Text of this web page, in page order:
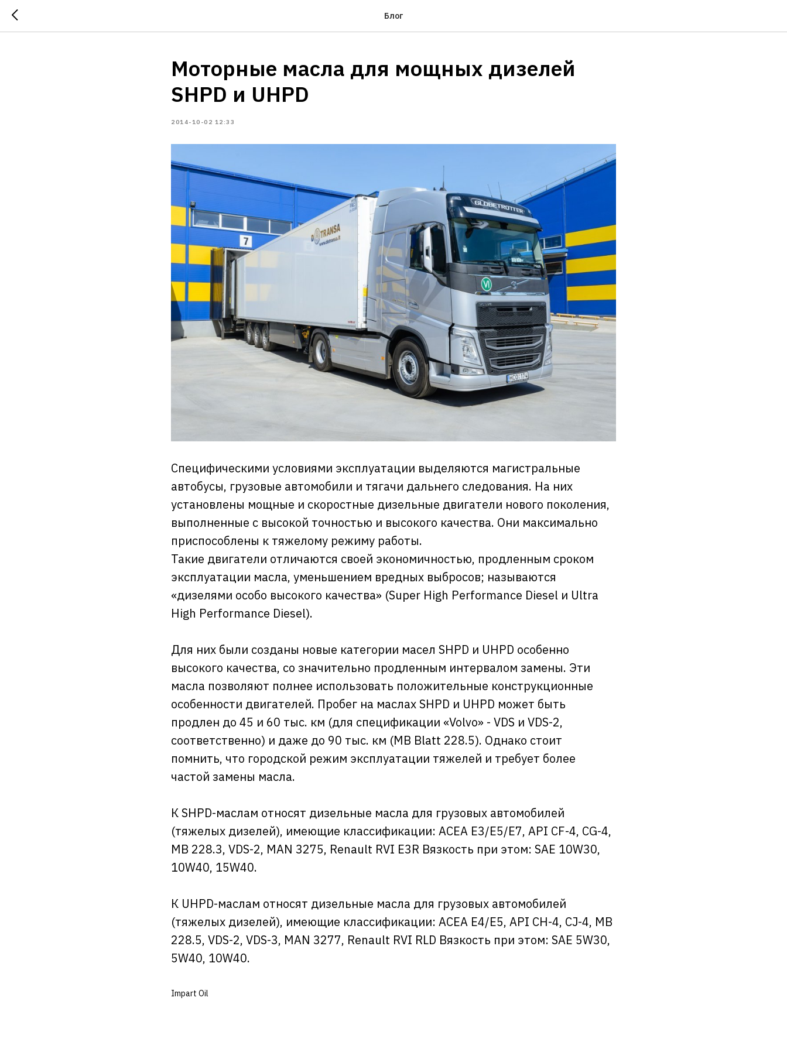
Блог
Моторные масла для мощных дизелей
SHPD и UHPD
2014-10-02 12:33
Специфическими условиями эксплуатации выделяются магистральные
автобусы, грузовые автомобили и тягачи дальнего следования. На них
установлены мощные и скоростные дизельные двигатели нового поколения,
выполненные с высокой точностью и высокого качества. Они максимально
приспособлены к тяжелому режиму работы.
Такие двигатели отличаются своей экономичностью, продленным сроком
эксплуатации масла, уменьшением вредных выбросов; называются
«дизелями особо высокого качества» (Super High Performance Diesel и Ultra
High Performance Diesel).
Для них были созданы новые категории масел SHPD и UHPD особенно
высокого качества, со значительно продленным интервалом замены. Эти
масла позволяют полнее использовать положительные конструкционные
особенности двигателей. Пробег на маслах SHPD и UHPD может быть
продлен до 45 и 60 тыс. км (для спецификации «Volvo» - VDS и VDS-2,
соответственно) и даже до 90 тыс. км (MB Blatt 228.5). Однако стоит
помнить, что городской режим эксплуатации тяжелей и требует более
частой замены масла.
К SHPD-маслам относят дизельные масла для грузовых автомобилей
(тяжелых дизелей), имеющие классификации: АСЕА Е3/Е5/Е7, API CF-4, CG-4,
MB 228.3, VDS-2, MAN 3275, Renault RVI E3R Вязкость при этом: SAE 10W30,
10W40, 15W40.
К UHPD-маслам относят дизельные масла для грузовых автомобилей
(тяжелых дизелей), имеющие классификации: АСЕА Е4/E5, API CH-4, CJ-4, MB
228.5, VDS-2, VDS-3, MAN 3277, Renault RVI RLD Вязкость при этом: SAE 5W30,
5W40, 10W40.
Impart Oil